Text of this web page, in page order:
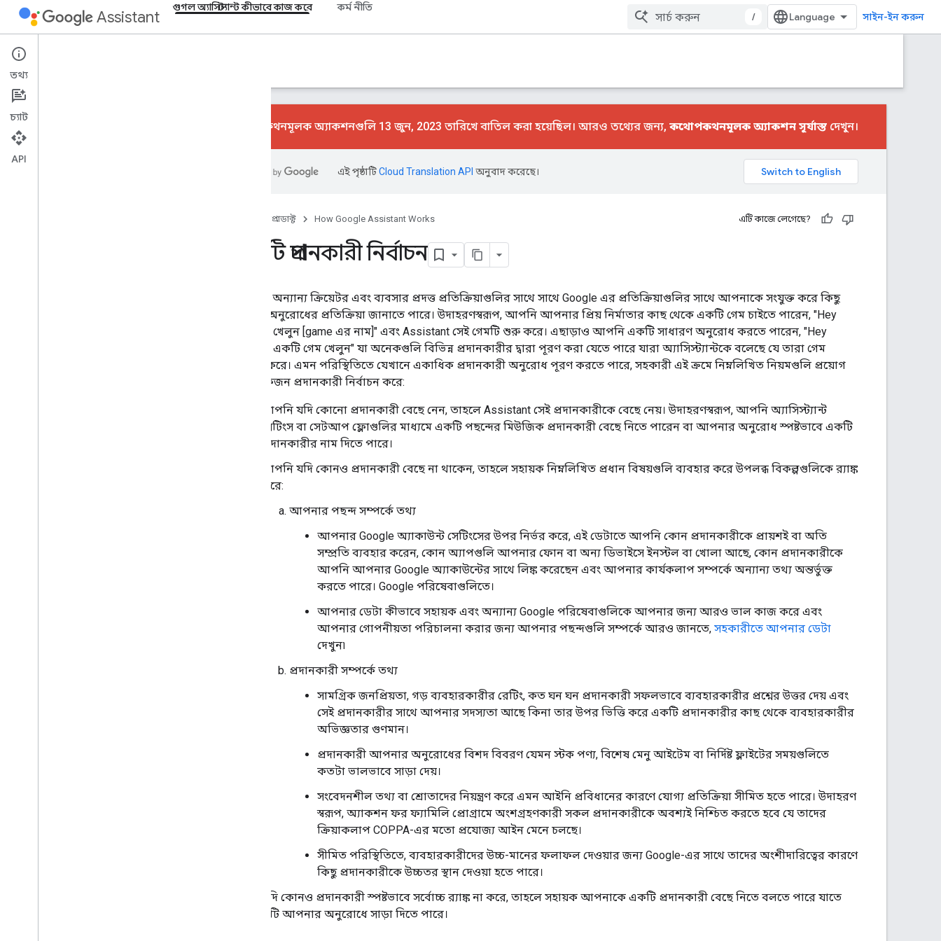
Assistant
গুগল অ্যাসিস্ট্যান্ট কীভাবে কাজ করে কর্ম নীতি
/ সাইন-ইন করুন
গুগল অ্যাসিস্ট্যান্ট কীভাবে কাজ করে
ওভারভিউ
কথোপকথনমূলক অ্যাকশনগুলি 13 জুন, 2023 তারিখে বাতিল করা হয়েছিল। আরও তথ্যের জন্য, কথোপকথনমূলক অ্যাকশন সূর্যাস্ত দেখুন।
এই পৃষ্ঠাটিCloud Translation API অনুবাদ করেছে।
প্রোডাক্ট How Google Assistant Works এটি কাজে লেগেছে?
একটি প্রদানকারী নির্বাচন
সহকারী অন্যান্য ক্রিয়েটর এবং ব্যবসার প্রদত্ত প্রতিক্রিয়াগুলির সাথে সাথে Google এর প্রতিক্রিয়াগুলির সাথে আপনাকে সংযুক্ত করে কিছু
ধরণের অনুরোধের প্রতিক্রিয়া জানাতে পারে। উদাহরণস্বরূপ, আপনি আপনার প্রিয় নির্মাতার কাছ থেকে একটি গেম চাইতে পারেন, "Hey
Google, খেলুন [game এর নাম]" এবং Assistant সেই গেমটি শুরু করে। এছাড়াও আপনি একটি সাধারণ অনুরোধ করতে পারেন, "Hey
Google, একটি গেম খেলুন" যা অনেকগুলি বিভিন্ন প্রদানকারীর দ্বারা পূরণ করা যেতে পারে যারা অ্যাসিস্ট্যান্টকে বলেছে যে তারা গেম
অফার করে। এমন পরিস্থিতিতে যেখানে একাধিক প্রদানকারী অনুরোধ পূরণ করতে পারে, সহকারী এই ক্রমে নিম্নলিখিত নিয়মগুলি প্রয়োগ
করে একজন প্রদানকারী নির্বাচন করে:
আপনি যদি কোনো প্রদানকারী বেছে নেন, তাহলে Assistant সেই প্রদানকারীকে বেছে নেয়। উদাহরণস্বরূপ, আপনি অ্যাসিস্ট্যান্ট
সেটিংস বা সেটআপ ফ্লোগুলির মাধ্যমে একটি পছন্দের মিউজিক প্রদানকারী বেছে নিতে পারেন বা আপনার অনুরোধ স্পষ্টভাবে একটি
প্রদানকারীর নাম দিতে পারে।
আপনি যদি কোনও প্রদানকারী বেছে না থাকেন, তাহলে সহায়ক নিম্নলিখিত প্রধান বিষয়গুলি ব্যবহার করে উপলব্ধ বিকল্পগুলিকে র‍্যাঙ্ক
করে:
আপনার পছন্দ সম্পর্কে তথ্য
আপনার Google অ্যাকাউন্ট সেটিংসের উপর নির্ভর করে, এই ডেটাতে আপনি কোন প্রদানকারীকে প্রায়শই বা অতি
সম্প্রতি ব্যবহার করেন, কোন অ্যাপগুলি আপনার ফোন বা অন্য ডিভাইসে ইনস্টল বা খোলা আছে, কোন প্রদানকারীকে
আপনি আপনার Google অ্যাকাউন্টের সাথে লিঙ্ক করেছেন এবং আপনার কার্যকলাপ সম্পর্কে অন্যান্য তথ্য অন্তর্ভুক্ত
করতে পারে। Google পরিষেবাগুলিতে।
আপনার ডেটা কীভাবে সহায়ক এবং অন্যান্য Google পরিষেবাগুলিকে আপনার জন্য আরও ভাল কাজ করে এবং
আপনার গোপনীয়তা পরিচালনা করার জন্য আপনার পছন্দগুলি সম্পর্কে আরও জানতে, সহকারীতে আপনার ডেটা
দেখুন৷
প্রদানকারী সম্পর্কে তথ্য
সামগ্রিক জনপ্রিয়তা, গড় ব্যবহারকারীর রেটিং, কত ঘন ঘন প্রদানকারী সফলভাবে ব্যবহারকারীর প্রশ্নের উত্তর দেয় এবং
সেই প্রদানকারীর সাথে আপনার সদস্যতা আছে কিনা তার উপর ভিত্তি করে একটি প্রদানকারীর কাছ থেকে ব্যবহারকারীর
অভিজ্ঞতার গুণমান।
প্রদানকারী আপনার অনুরোধের বিশদ বিবরণ যেমন স্টক পণ্য, বিশেষ মেনু আইটেম বা নির্দিষ্ট ফ্লাইটের সময়গুলিতে
কতটা ভালভাবে সাড়া দেয়।
সংবেদনশীল তথ্য বা শ্রোতাদের নিয়ন্ত্রণ করে এমন আইনি প্রবিধানের কারণে যোগ্য প্রতিক্রিয়া সীমিত হতে পারে। উদাহরণ
স্বরূপ, অ্যাকশন ফর ফ্যামিলি প্রোগ্রামে অংশগ্রহণকারী সকল প্রদানকারীকে অবশ্যই নিশ্চিত করতে হবে যে তাদের
ক্রিয়াকলাপ COPPA-এর মতো প্রযোজ্য আইন মেনে চলছে।
সীমিত পরিস্থিতিতে, ব্যবহারকারীদের উচ্চ-মানের ফলাফল দেওয়ার জন্য Google-এর সাথে তাদের অংশীদারিত্বের কারণে
কিছু প্রদানকারীকে উচ্চতর স্থান দেওয়া হতে পারে।
যদি কোনও প্রদানকারী স্পষ্টভাবে সর্বোচ্চ র‍্যাঙ্ক না করে, তাহলে সহায়ক আপনাকে একটি প্রদানকারী বেছে নিতে বলতে পারে যাতে
এটি আপনার অনুরোধে সাড়া দিতে পারে।
তথ্য
চ্যাট
API